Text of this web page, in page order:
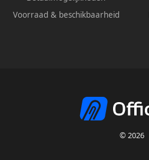
Voorraad & beschikbaarheid
© 2026